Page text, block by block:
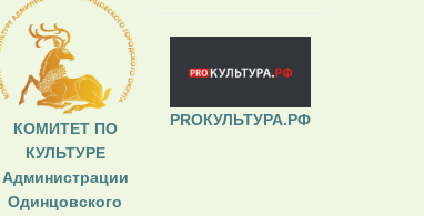
КОМИТЕТ ПО
КУЛЬТУРЕ
Администрации
Одинцовского
PROКУЛЬТУРА.РФ